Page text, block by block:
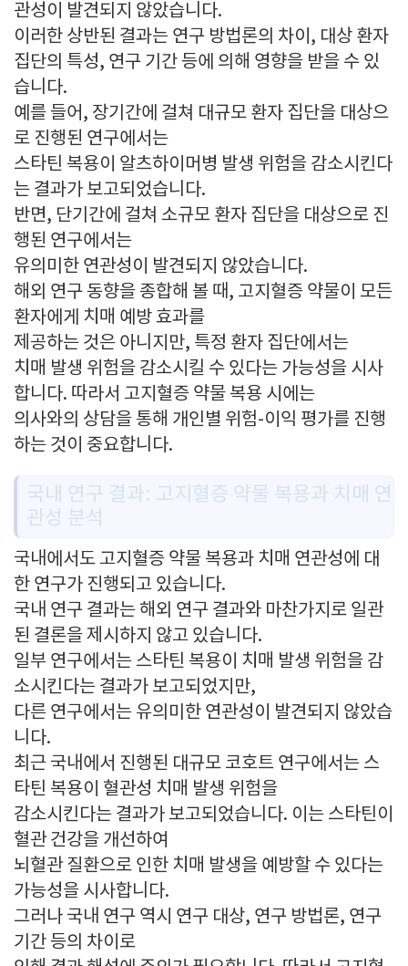
관성이 발견되지 않았습니다.
이러한 상반된 결과는 연구 방법론의 차이, 대상 환자
집단의 특성, 연구 기간 등에 의해 영향을 받을 수 있
습니다.
예를 들어, 장기간에 걸쳐 대규모 환자 집단을 대상으
로 진행된 연구에서는
스타틴 복용이 알츠하이머병 발생 위험을 감소시킨다
는 결과가 보고되었습니다.
반면, 단기간에 걸쳐 소규모 환자 집단을 대상으로 진
행된 연구에서는
유의미한 연관성이 발견되지 않았습니다.
해외 연구 동향을 종합해 볼 때, 고지혈증 약물이 모든
환자에게 치매 예방 효과를
제공하는 것은 아니지만, 특정 환자 집단에서는
치매 발생 위험을 감소시킬 수 있다는 가능성을 시사
합니다. 따라서 고지혈증 약물 복용 시에는
의사와의 상담을 통해 개인별 위험-이익 평가를 진행
하는 것이 중요합니다.
국내 연구 결과: 고지혈증 약물 복용과 치매 연
관성 분석
국내에서도 고지혈증 약물 복용과 치매 연관성에 대
한 연구가 진행되고 있습니다.
국내 연구 결과는 해외 연구 결과와 마찬가지로 일관
된 결론을 제시하지 않고 있습니다.
일부 연구에서는 스타틴 복용이 치매 발생 위험을 감
소시킨다는 결과가 보고되었지만,
다른 연구에서는 유의미한 연관성이 발견되지 않았습
니다.
최근 국내에서 진행된 대규모 코호트 연구에서는 스
타틴 복용이 혈관성 치매 발생 위험을
감소시킨다는 결과가 보고되었습니다. 이는 스타틴이
혈관 건강을 개선하여
뇌혈관 질환으로 인한 치매 발생을 예방할 수 있다는
가능성을 시사합니다.
그러나 국내 연구 역시 연구 대상, 연구 방법론, 연구
기간 등의 차이로